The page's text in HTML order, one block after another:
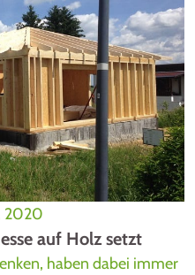
2020
auf Holz setzt
haben dabei immer